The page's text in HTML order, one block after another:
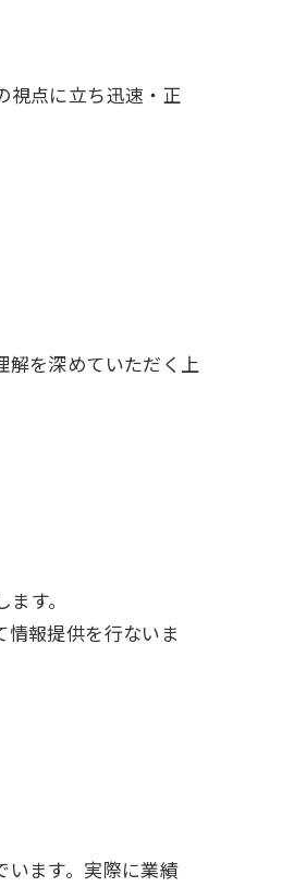
視点に⽴ち迅速・正
解を深めていただく上
す。
報提供を⾏ないま
います。実際に業績